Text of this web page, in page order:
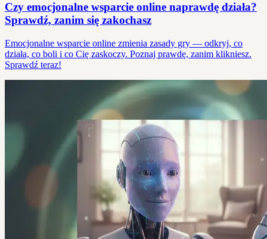
Czy emocjonalne wsparcie online naprawdę działa?
Sprawdź, zanim się zakochasz
Emocjonalne wsparcie online zmienia zasady gry — odkryj, co
działa, co boli i co Cię zaskoczy. Poznaj prawdę, zanim klikniesz.
Sprawdź teraz!